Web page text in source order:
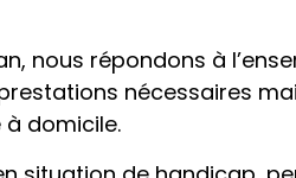
nous répondons à
nécessaires
à domicile.